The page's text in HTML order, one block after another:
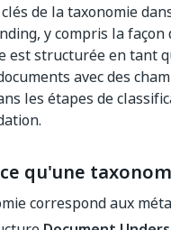
de la taxonomie
y compris la façon
est structurée en tant
avec des
les étapes de
qu'une
correspond aux